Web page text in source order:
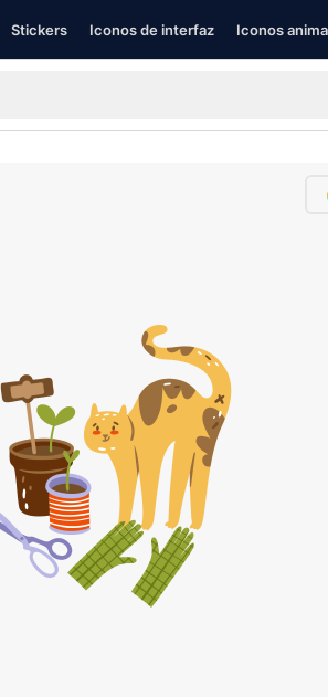
Stickers Iconos de interfaz Iconos